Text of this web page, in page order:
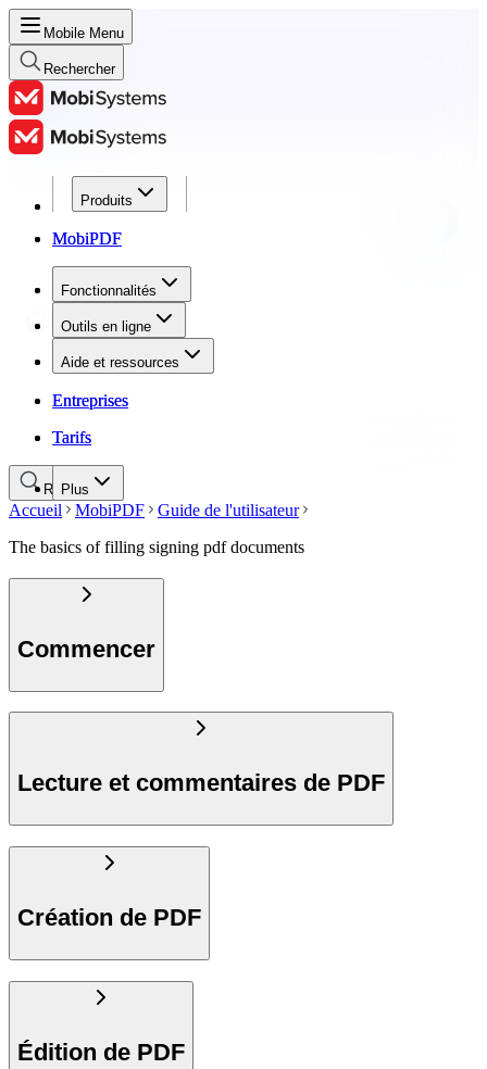
Mobile Menu
Rechercher
Produits
MobiPDF
Fonctionnalités
Outils en ligne
Aide et ressources
Entreprises
Tarifs
Plus
Produits
MobiPDF
Fonctionnalités
Outils en ligne
Aide et ressources
Entreprises
Tarifs
Rechercher
Accueil MobiPDF
Guide de l'utilisateur
The basics of filling signing pdf documents
Commencer
Lecture et commentaires de PDF
Création de PDF
Édition de PDF